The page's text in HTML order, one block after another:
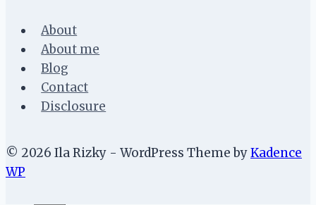
About
About me
Blog
Contact
Disclosure
© 2026 Ila Rizky - WordPress Theme byKadence
WP